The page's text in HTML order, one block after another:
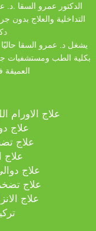
الدكتور عمرو السقا
التداخلية والعلاج
يشغل د. عمرو السقا
بكلية الطب ومستشفيات
العميقة
علاج الاورام
علاج
علاج
علاج
علاج
علاج
علاج